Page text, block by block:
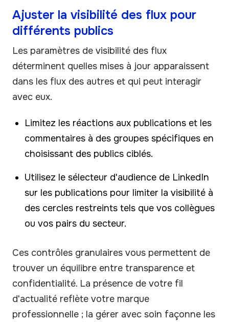
Ajuster la visibilité des flux pour
différents publics
Les paramètres de visibilité des flux
déterminent quelles mises à jour apparaissent
dans les flux des autres et qui peut interagir
avec eux.
Limitez les réactions aux publications et les
commentaires à des groupes spécifiques en
choisissant des publics ciblés.
Utilisez le sélecteur d'audience de LinkedIn
sur les publications pour limiter la visibilité à
des cercles restreints tels que vos collègues
ou vos pairs du secteur.
Ces contrôles granulaires vous permettent de
trouver un équilibre entre transparence et
confidentialité. La présence de votre fil
d'actualité reflète votre marque
professionnelle ; la gérer avec soin façonne les